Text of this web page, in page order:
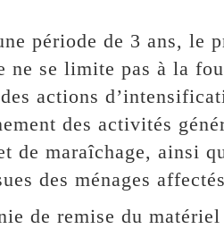
période de 3 ans, le
ne se limite pas à la
actions
des activités
de maraîchage, ainsi
des ménages
de remise du